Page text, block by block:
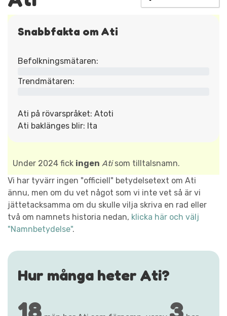
Snabbfakta om Ati
Befolkningsmätaren:
Trendmätaren:
Ati på rövarspråket: Atoti
Ati baklänges blir: Ita
Under 2024 fick ingen Atisom tilltalsnamn.
Vi har tyvärr ingen "officiell" betydelsetext om Ati
ännu, men om du vet något som vi inte vet så är vi
jättetacksamma om du skulle vilja skriva en rad eller
två om namnets historia nedan, klicka här och välj
"Namnbetydelse".
Hur många heter Ati?